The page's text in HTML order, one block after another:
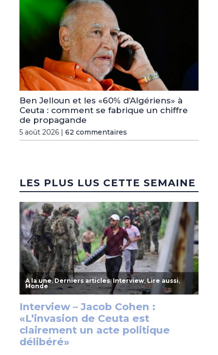
Ben Jelloun et les «60% d’Algériens» à
Ceuta : comment se fabrique un chiffre
de propagande
5 août 2026 | 62 commentaires
LES PLUS LUS CETTE SEMAINE